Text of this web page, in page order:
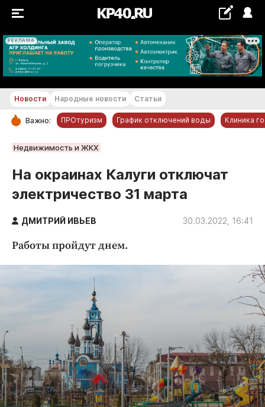
РЕКЛАМА
+18...+19 °С
РУБРИКИ
Новости компаний
Статьи
Народные новости
Авто и транспорт
Благоустройство
Недвижимость и ЖКХ
Образование
Общество
Погода
Праздники
Происшествия
Новости Народные новости Статьи
Важно: ПРОтуризм График отключений воды Клиника
Недвижимость и ЖКХ
На окраинах Калуги отключат
электричество 31 марта
ДМИТРИЙ ИВЬЕВ 30.03.2022, 16:41
Работы пройдут днем.